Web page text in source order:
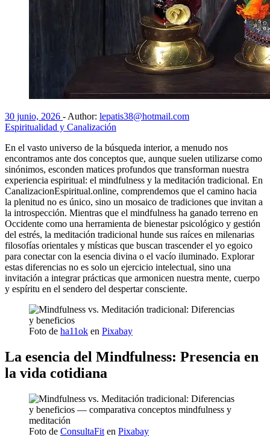
30 junio, 2026 - Author: lepatis38@hotmail.com
Espiritualidad y Canalización
En el vasto universo de la búsqueda interior, a menudo nos
encontramos ante dos conceptos que, aunque suelen utilizarse como
sinónimos, esconden matices profundos que transforman nuestra
experiencia espiritual: el mindfulness y la meditación tradicional. En
CanalizacionEspiritual.online, comprendemos que el camino hacia
la plenitud no es único, sino un mosaico de tradiciones que invitan a
la introspección. Mientras que el mindfulness ha ganado terreno en
Occidente como una herramienta de bienestar psicológico y gestión
del estrés, la meditación tradicional hunde sus raíces en milenarias
filosofías orientales y místicas que buscan trascender el yo egoico
para conectar con la esencia divina o el vacío iluminado. Explorar
estas diferencias no es solo un ejercicio intelectual, sino una
invitación a integrar prácticas que armonicen nuestra mente, cuerpo
y espíritu en el sendero del despertar consciente.
Foto de ha11ok en Pixabay
La esencia del Mindfulness: Presencia en
la vida cotidiana
Foto de ConsultaFit en Pixabay